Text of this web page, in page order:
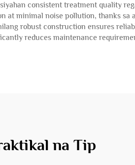
consistent treatment quality
minimal noise pollution, thanks sa
robust construction ensures
reduces maintenance
na Tip